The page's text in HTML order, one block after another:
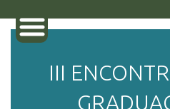
III